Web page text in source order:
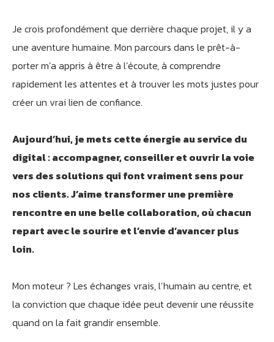
Je crois profondément que derrière chaque projet, il y a
une aventure humaine. Mon parcours dans le prêt-à-
porter m’a appris à être à l’écoute, à comprendre
rapidement les attentes et à trouver les mots justes pour
créer un vrai lien de confiance.
Aujourd’hui, je mets cette énergie au service du
digital : accompagner, conseiller et ouvrir la voie
vers des solutions qui font vraiment sens pour
nos clients. J’aime transformer une première
rencontre en une belle collaboration, où chacun
repart avec le sourire et l’envie d’avancer plus
loin.
Mon moteur ? Les échanges vrais, l’humain au centre, et
la conviction que chaque idée peut devenir une réussite
quand on la fait grandir ensemble.
Athobot Assistant IA